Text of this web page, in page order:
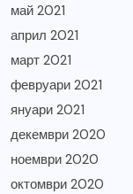
май 2021
април 2021
март 2021
февруари 2021
януари 2021
декември 2020
ноември 2020
октомври 2020